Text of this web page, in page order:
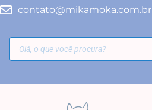
contato@mikamoka.com.br